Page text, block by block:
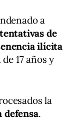
a
de
ilícita
17 años y
la
defensa.